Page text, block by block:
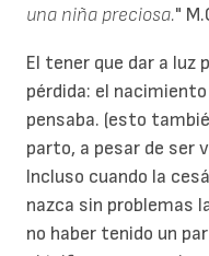
una niña preciosa."
El tener que dar a luz
pérdida: el
pensaba. (esto
parto, a pesar de ser
Incluso cuando la
nazca sin problemas
no haber tenido un